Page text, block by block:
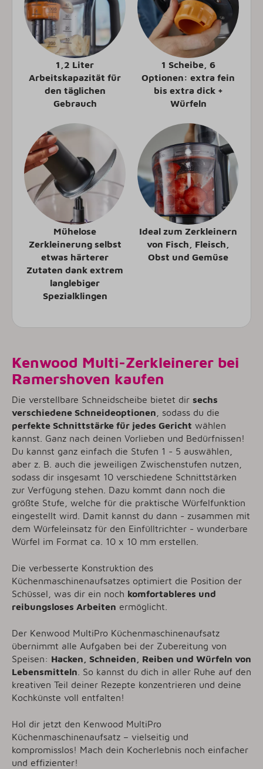
1,2 Liter
Arbeitskapazität für
den täglichen
Gebrauch
1 Scheibe, 6
Optionen: extra fein
bis extra dick +
Würfeln
Mühelose
Zerkleinerung selbst
etwas härterer
Zutaten dank extrem
langlebiger
Spezialklingen
Ideal zum Zerkleinern
von Fisch, Fleisch,
Obst und Gemüse
Kenwood Multi-Zerkleinerer bei
Ramershoven kaufen
Die verstellbare Schneidscheibe bietet dir sechs
verschiedene Schneideoptionen , sodass du die
perfekte Schnittstärke für jedes Gericht wählen
kannst. Ganz nach deinen Vorlieben und Bedürfnissen!
Du kannst ganz einfach die Stufen 1 - 5 auswählen,
aber z. B. auch die jeweiligen Zwischenstufen nutzen,
sodass dir insgesamt 10 verschiedene Schnittstärken
zur Verfügung stehen. Dazu kommt dann noch die
größte Stufe, welche für die praktische Würfelfunktion
eingestellt wird. Damit kannst du dann - zusammen mit
dem Würfeleinsatz für den Einfülltrichter - wunderbare
Würfel im Format ca. 10 x 10 mm erstellen.
Die verbesserte Konstruktion des
Küchenmaschinenaufsatzes optimiert die Position der
Schüssel, was dir ein noch komfortableres und
reibungsloses Arbeiten ermöglicht.
Der Kenwood MultiPro Küchenmaschinenaufsatz
übernimmt alle Aufgaben bei der Zubereitung von
Speisen: Hacken, Schneiden, Reiben und Würfeln von
Lebensmitteln . So kannst du dich in aller Ruhe auf den
kreativen Teil deiner Rezepte konzentrieren und deine
Kochkünste voll entfalten!
Hol dir jetzt den Kenwood MultiPro
Küchenmaschinenaufsatz – vielseitig und
kompromisslos! Mach dein Kocherlebnis noch einfacher
und effizienter!